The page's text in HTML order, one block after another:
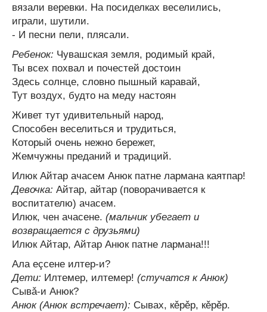
вязали веревки. На посиделках веселились,
играли, шутили.
- И песни пели, плясали.
Ребенок: Чувашская земля, родимый край,
Ты всех похвал и почестей достоин
Здесь солнце, словно пышный каравай,
Тут воздух, будто на меду настоян
Живет тут удивительный народ,
Способен веселиться и трудиться,
Который очень нежно бережет,
Жемчужны преданий и традиций.
Илюк Айтар ачасем Анюк патне лармана каятпар!
Девочка: Айтар, айтар (поворачивается к
воспитателю) ачасем.
Илюк, чен ачасене. (мальчик убегает и
возвращается с друзьями)
Илюк Айтар, Айтар Анюк патне лармана!!!
Ала еçсене илтер-и?
Дети: Илтемер, илтемер! (стучатся к Анюк)
Сывǎ-и Анюк?
Анюк (Анюк встречает): Сывах, кěрěр, кěрěр.